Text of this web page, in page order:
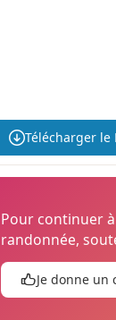
Télécharger le
Pour continuer
randonnée,
Je donne un